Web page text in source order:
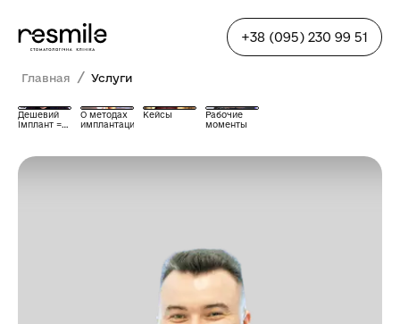
+38 (095) 230 99 51
Главная / Услуги
Дешевий
імплант =
О методах
имплантации
Кейсы
Рабочие
моменты